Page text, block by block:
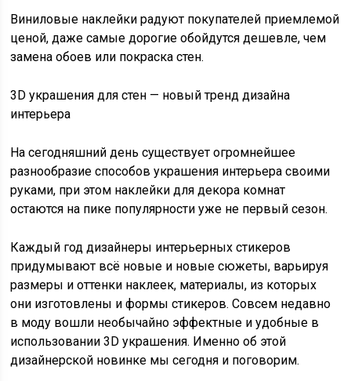
Виниловые наклейки радуют покупателей приемлемой
ценой, даже самые дорогие обойдутся дешевле, чем
замена обоев или покраска стен.
3D украшения для стен — новый тренд дизайна
интерьера
На сегодняшний день существует огромнейшее
разнообразие способов украшения интерьера своими
руками, при этом наклейки для декора комнат
остаются на пике популярности уже не первый сезон.
Каждый год дизайнеры интерьерных стикеров
придумывают всё новые и новые сюжеты, варьируя
размеры и оттенки наклеек, материалы, из которых
они изготовлены и формы стикеров. Совсем недавно
в моду вошли необычайно эффектные и удобные в
использовании 3D украшения. Именно об этой
дизайнерской новинке мы сегодня и поговорим.